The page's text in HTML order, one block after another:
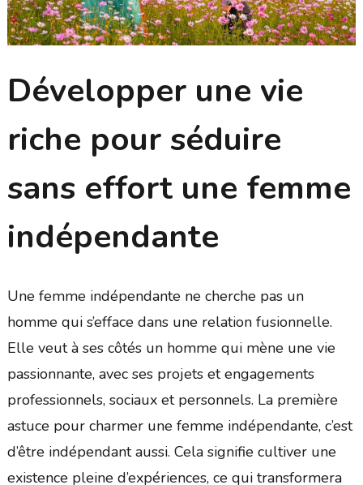
Développer une vie
riche pour séduire
sans effort une femme
indépendante
Une femme indépendante ne cherche pas un
homme qui s’efface dans une relation fusionnelle.
Elle veut à ses côtés un homme qui mène une vie
passionnante, avec ses projets et engagements
professionnels, sociaux et personnels. La première
astuce pour charmer une femme indépendante, c’est
d’être indépendant aussi. Cela signifie cultiver une
existence pleine d’expériences, ce qui transformera